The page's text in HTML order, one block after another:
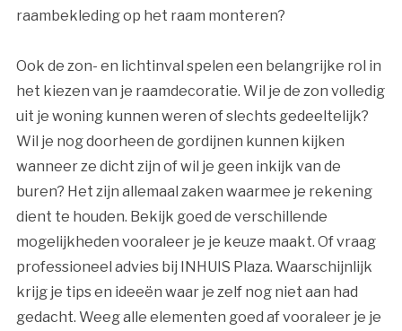
raambekleding op het raam monteren?
Ook de zon- en lichtinval spelen een belangrijke rol in
het kiezen van je raamdecoratie. Wil je de zon volledig
uit je woning kunnen weren of slechts gedeeltelijk?
Wil je nog doorheen de gordijnen kunnen kijken
wanneer ze dicht zijn of wil je geen inkijk van de
buren? Het zijn allemaal zaken waarmee je rekening
dient te houden. Bekijk goed de verschillende
mogelijkheden vooraleer je je keuze maakt. Of vraag
professioneel advies bij INHUIS Plaza. Waarschijnlijk
krijg je tips en ideeën waar je zelf nog niet aan had
gedacht. Weeg alle elementen goed af vooraleer je je